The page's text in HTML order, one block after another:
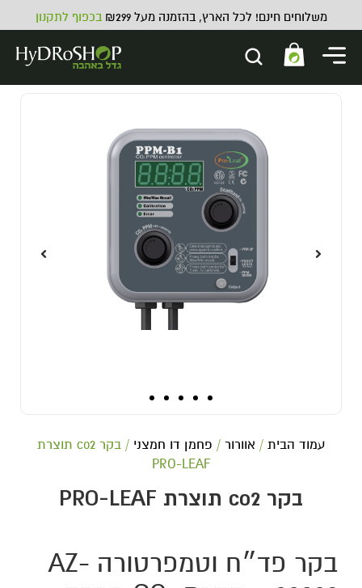
משלוחים חינם! לכל הארץ, בהזמנה מעל ₪299 בכפוף לתקנון
עמוד הבית / אוורור / פחמן דו חמצני
/ בקר co2 תוצרת
PRO-LEAF
בקר co2 תוצרת PRO-LEAF
בקר פד״ח וטמפרטורה AZ-